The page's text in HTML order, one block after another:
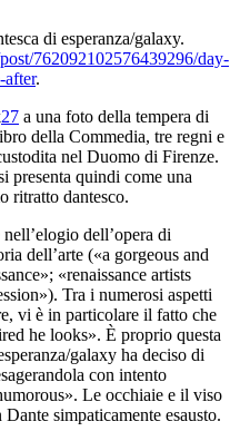
di esperanza/galaxy.
762092102576439296/day-
after.
27 a una foto della tempera di
della Commedia, tre regni e
nel Duomo di Firenze.
presenta quindi come una
ritratto dantesco.
elogio dell’opera di
dell’arte («a gorgeous and
«renaissance artists
Tra i numerosi aspetti
vi è in particolare il fatto che
he looks». È proprio questa
galaxy ha deciso di
con intento
Le occhiaie e il viso
Dante simpaticamente esausto.